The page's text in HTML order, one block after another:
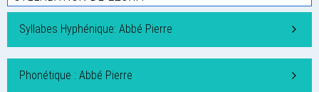
Syllabes Hyphénique: Abbé Pierre
Phonétique : Abbé Pierre